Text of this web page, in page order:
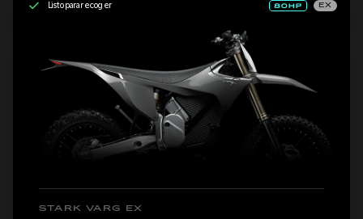
Listo para recoger EX
STARK VARG EX